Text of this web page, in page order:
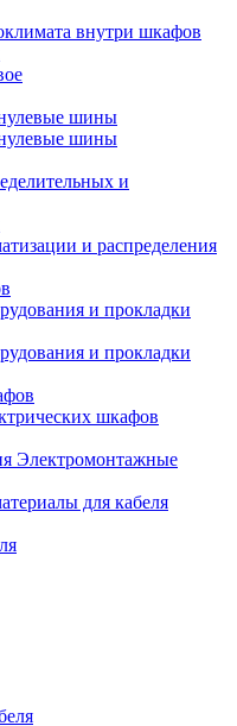
внутри шкафов
шины
шины
и
и распределения
и прокладки
и прокладки
шкафов
Электромонтажные
для кабеля